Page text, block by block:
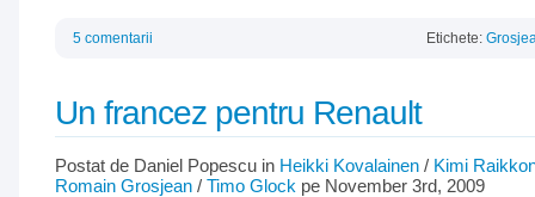
5 comentarii Etichete:
Un francez pentru Renault
Postat de Daniel Popescu in Heikki Kovalainen / Kimi
Romain Grosjean / Timo Glock pe November 3rd, 2009